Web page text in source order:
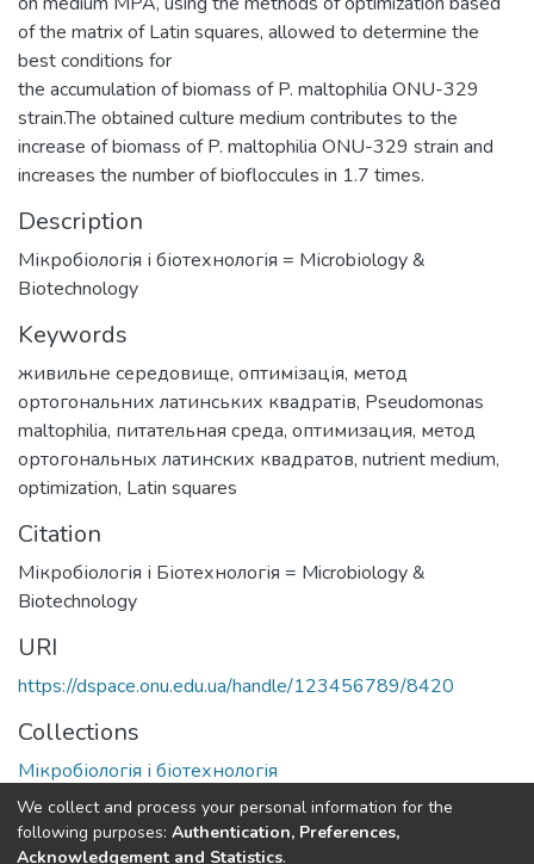
of the matrix of Latin squares, allowed to determine the
best conditions for
the accumulation of biomass of P. maltophilia ONU-329
strain.The obtained culture medium contributes to the
increase of biomass of P. maltophilia ONU-329 strain and
increases the number of biofloccules in 1.7 times.
Description
Мікробіологія і біотехнологія = Mіcrobіology &
Bіotechnology
Keywords
живильне середовище, оптимізація, метод
ортогональних латинських квадратів, Pseudomonas
maltophilia, питательная среда, оптимизация, метод
ортогональных латинских квадратов, nutrient medium,
optimization, Latin squares
Citation
Мікробіологія і Біотехнологія = Microbiology &
Biotechnology
URI
https://dspace.onu.edu.ua/handle/123456789/8420
Collections
Мікробіологія і біотехнологія
Full item page
We collect and process your personal information for the
following purposes: Authentication, Preferences,
Acknowledgement and Statistics.